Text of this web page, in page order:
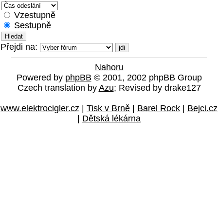
Vzestupně
Sestupně
Přejdi na:
Nahoru
Powered by phpBB © 2001, 2002 phpBB Group
Czech translation by Azu; Revised by drake127
www.elektrocigler.cz Tisk v Brně Barel Rock
Bejci.cz
Dětská lékárna